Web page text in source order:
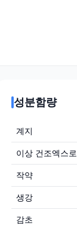
성분함량
계지
이상 건조엑스
작약
생강
감초